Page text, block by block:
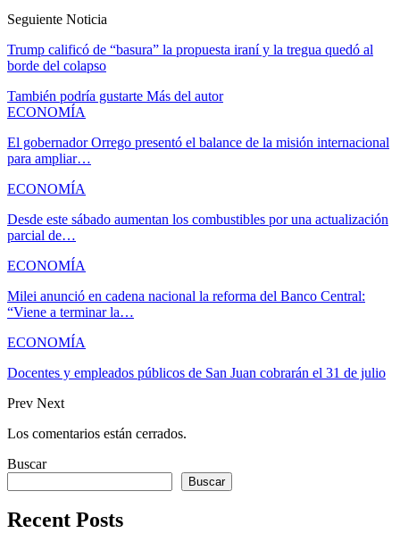
Seguiente Noticia
Trump calificó de “basura” la propuesta iraní y la tregua quedó al
borde del colapso
También podría gustarte Más del autor
ECONOMÍA
El gobernador Orrego presentó el balance de la misión internacional
para ampliar…
ECONOMÍA
Desde este sábado aumentan los combustibles por una actualización
parcial de…
ECONOMÍA
Milei anunció en cadena nacional la reforma del Banco Central:
“Viene a terminar la…
ECONOMÍA
Docentes y empleados públicos de San Juan cobrarán el 31 de julio
Prev Next
Los comentarios están cerrados.
Buscar
Buscar
Recent Posts